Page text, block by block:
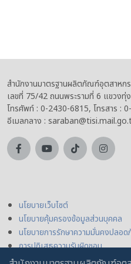
สำนักงานมาตรฐานผลิตภัณฑ์อุตสาหก
เลขที่ 75/42 ถนนพระรามที่ 6 แขวงทุ่
โทรศัพท์ : 0-2430-6815, โทรสาร :
อีเมลกลาง :
นโยบายเว็บไซต์
นโยบายคุ้มครองข้อมูลส่วนบุคคล
นโยบายการรักษาความมั่นคงปลอด
การปฏิเสธความรับผิดชอบ